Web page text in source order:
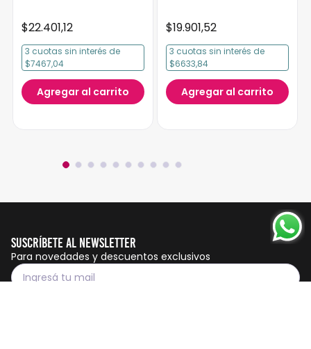
$22.401,12
3 cuotas sin interés de
$7467,04
Agregar al carrito
$19.901,52
3 cuotas sin interés de
$6633,84
Agregar al carrito
Suscríbete al Newsletter
Para novedades y descuentos exclusivos